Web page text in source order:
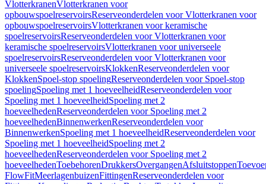
VlotterkranenVlotterkranen voor
opbouwspoelreservoirsReserveonderdelen voor Vlotterkranen voor
opbouwspoelreservoirsVlotterkranen voor keramische
spoelreservoirsReserveonderdelen voor Vlotterkranen voor
keramische spoelreservoirsVlotterkranen voor universeele
spoelreservoirsReserveonderdelen voor Vlotterkranen voor
universeele spoelreservoirsKlokkenReserveonderdelen voor
KlokkenSpoel-stop spoelingReserveonderdelen voor Spoel-stop
spoelingSpoeling met 1 hoeveelheidReserveonderdelen voor
Spoeling met 1 hoeveelheidSpoeling met 2
hoeveelhedenReserveonderdelen voor Spoeling met 2
hoeveelhedenBinnenwerkenReserveonderdelen voor
BinnenwerkenSpoeling met 1 hoeveelheidReserveonderdelen voor
Spoeling met 1 hoeveelheidSpoeling met 2
hoeveelhedenReserveonderdelen voor Spoeling met 2
hoeveelhedenToebehorenDrukkersOvergangenAfsluitstoppen
FlowFitMeerlagenbuizenFittingenReserveonderdelen voor